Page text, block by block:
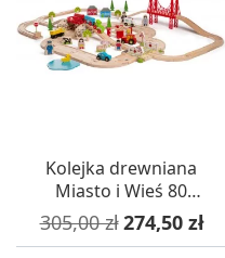
Kolejka drewniana
Miasto i Wieś 80
elementów, Bigjigs
Cena podstawowa
305,00 zł Cena
274,50 zł